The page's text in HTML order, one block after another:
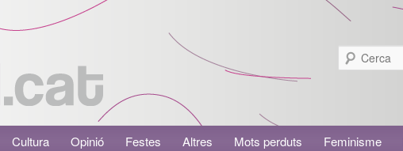
Cultura Opinió Festes Altres Mots perduts Feminisme